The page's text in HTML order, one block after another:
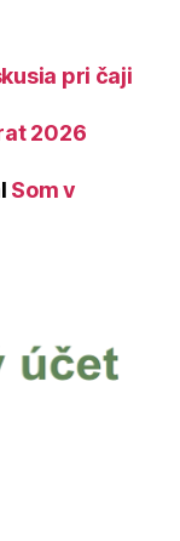
pri čaji
2026
Som v